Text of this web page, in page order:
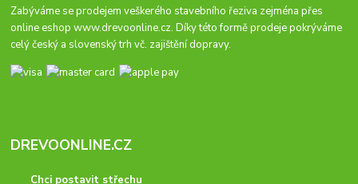
Zabýváme se prodejem veškerého stavebního řeziva zejména přes
online eshopwww.drevoonline.cz. Díky této formě prodeje pokrýváme
celý český a slovenský trh vč. zajištění dopravy.
DREVOONLINE.CZ
Chci postavit střechu